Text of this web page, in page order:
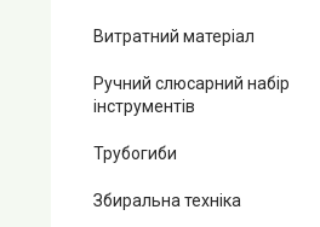
Витратний матеріал
Ручний слюсарний набір
інструментів
Трубогиби
Збиральна техніка